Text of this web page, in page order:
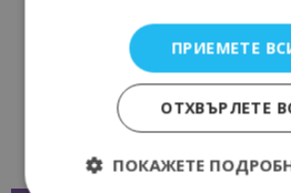
ПРИЕМЕТЕ
ОТХВЪРЛЕТЕ
ПОКАЖЕТЕ